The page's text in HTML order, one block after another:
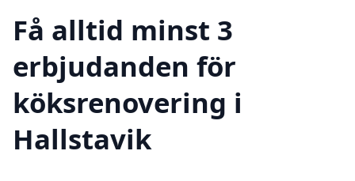
Få alltid minst 3
erbjudanden för
köksrenovering i
Hallstavik